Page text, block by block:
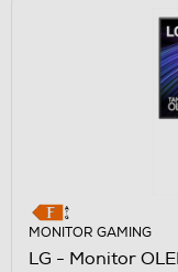
MONITOR GAMING
LG - Monitor